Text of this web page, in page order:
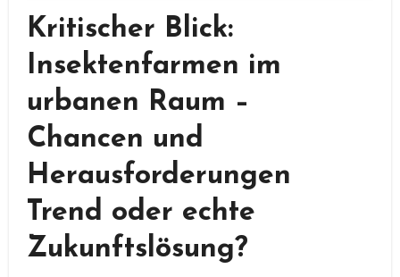
Kritischer Blick:
Insektenfarmen im
urbanen Raum –
Chancen und
Herausforderungen
Trend oder echte
Zukunftslösung?